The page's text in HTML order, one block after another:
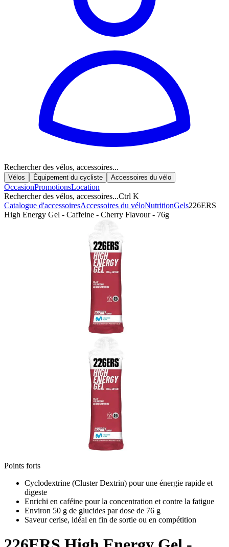
Rechercher des vélos, accessoires...
Vélos Équipement du cycliste Accessoires du vélo
OccasionPromotionsLocation
Rechercher des vélos, accessoires...Ctrl K
Catalogue d'accessoiresAccessoires du véloNutritionGels226ERS
High Energy Gel - Caffeine - Cherry Flavour - 76g
Points forts
Cyclodextrine (Cluster Dextrin) pour une énergie rapide et
digeste
Enrichi en caféine pour la concentration et contre la fatigue
Environ 50 g de glucides par dose de 76 g
Saveur cerise, idéal en fin de sortie ou en compétition